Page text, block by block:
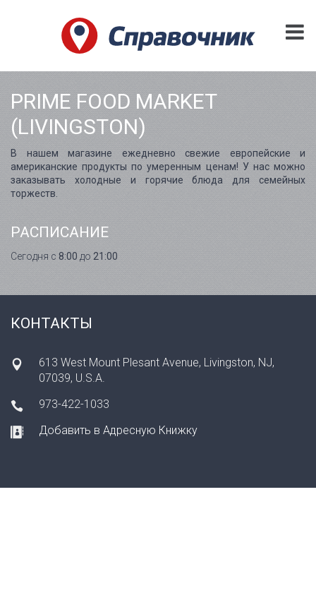
PRIME FOOD MARKET
(LIVINGSTON)
В нашем магазине ежедневно свежие европейские и
американские продукты по умеренным ценам! У нас можно
заказывать холодные и горячие блюда для семейных
торжеств.
РАСПИСАНИЕ
Сегодня с 8:00 до 21:00
КОНТАКТЫ
613 West Mount Plesant Avenue, Livingston, NJ,
07039, U.S.A.
973-422-1033
Добавить в Адресную Книжку